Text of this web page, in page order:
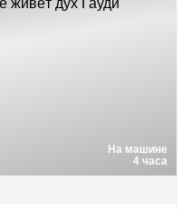
На машине
4 часа